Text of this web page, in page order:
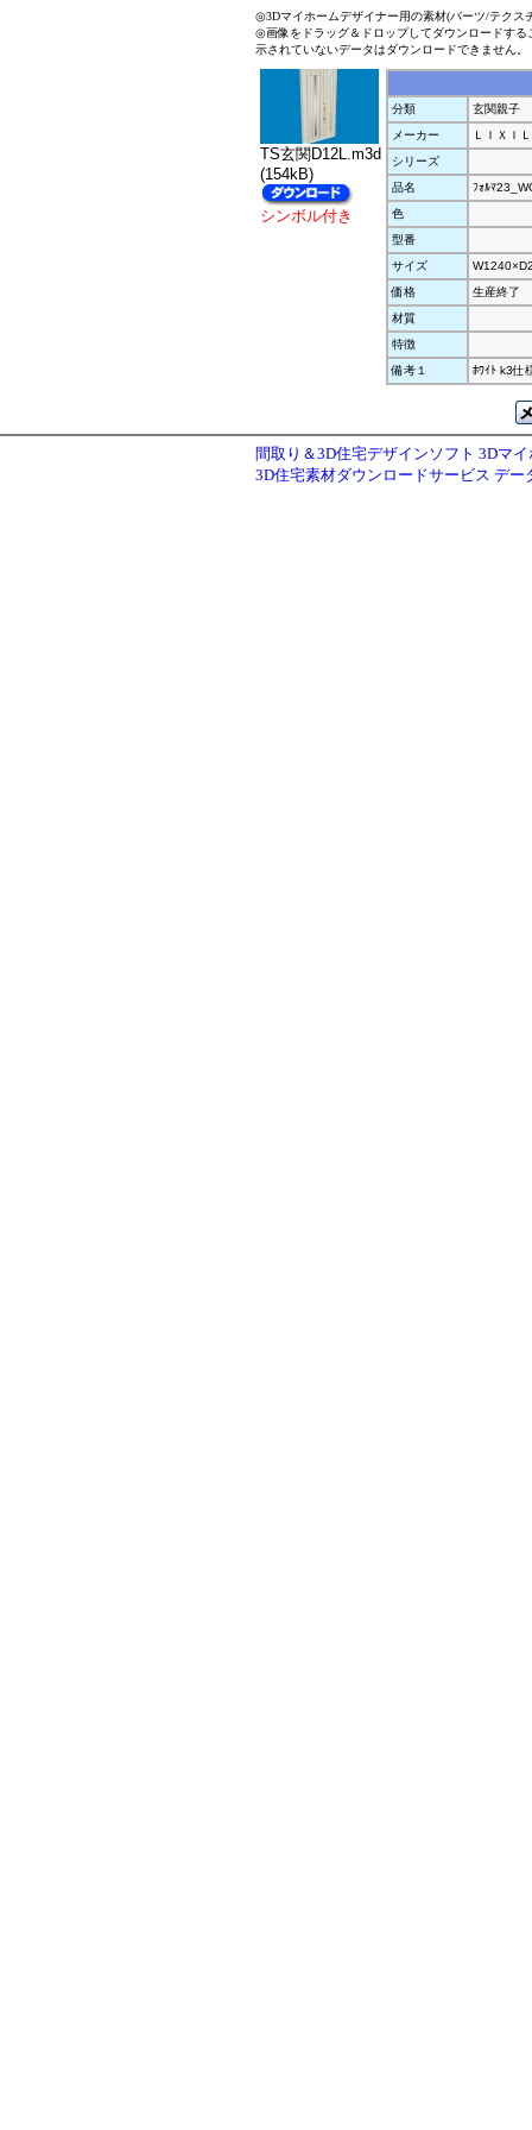
◎3Dマイホームデザイナー用の素材(パーツ/テクス
◎画像をドラッグ＆ドロップしてダウンロードす
示されていないデータはダウンロードできません。
TS玄関D12L.m3d
(154kB)
シンボル付き
分類
玄関親子
メーカー
ＬＩＸＩＬ
シリーズ
品名
ﾌｫﾙﾏ
色
型番
サイズ
価格
生産終了
材質
特徴
備考１
ﾎﾜｲﾄ k3仕
間取り＆3D住宅デザインソフト 3Dマ
3D住宅素材ダウンロードサービス デー